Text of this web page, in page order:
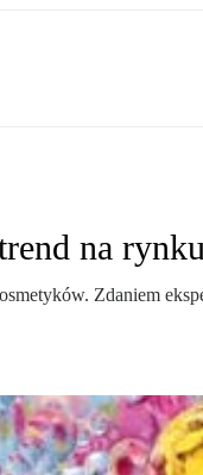
na
Zdaniem